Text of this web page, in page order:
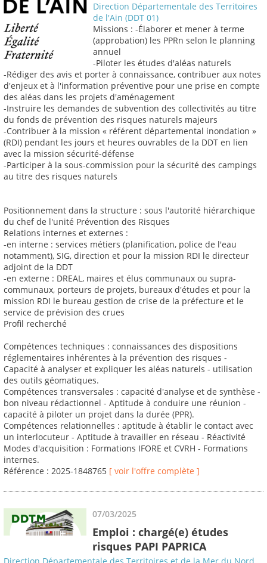
Direction Départementale des Territoires
de l'Ain (DDT 01)
Missions : -Élaborer et mener à terme
(approbation) les PPRn selon le planning
annuel
-Piloter les études d'aléas naturels
-Rédiger des avis et porter à connaissance, contribuer aux notes
d'enjeux et à l'information préventive pour une prise en compte
des aléas dans les projets d'aménagement
-Instruire les demandes de subvention des collectivités au titre
du fonds de prévention des risques naturels majeurs
-Contribuer à la mission « référent départemental inondation »
(RDI) pendant les jours et heures ouvrables de la DDT en lien
avec la mission sécurité-défense
-Participer à la sous-commission pour la sécurité des campings
au titre des risques naturels
Positionnement dans la structure : sous l'autorité hiérarchique
du chef de l'unité Prévention des Risques
Relations internes et externes :
-en interne : services métiers (planification, police de l'eau
notamment), SIG, direction et pour la mission RDI le directeur
adjoint de la DDT
-en externe : DREAL, maires et élus communaux ou supra-
communaux, porteurs de projets, bureaux d'études et pour la
mission RDI le bureau gestion de crise de la préfecture et le
service de prévision des crues
Profil recherché
Compétences techniques : connaissances des dispositions
réglementaires inhérentes à la prévention des risques -
Capacité à analyser et expliquer les aléas naturels - utilisation
des outils géomatiques.
Compétences transversales : capacité d'analyse et de synthèse -
bon niveau rédactionnel - Aptitude à conduire une réunion -
capacité à piloter un projet dans la durée (PPR).
Compétences relationnelles : aptitude à établir le contact avec
un interlocuteur - Aptitude à travailler en réseau - Réactivité
Modes d'acquisition : Formations IFORE et CVRH - Formations
internes.
Référence : 2025-1848765 [ voir l'offre complète ]
07/03/2025
Emploi : chargé(e) études
risques PAPI PAPRICA